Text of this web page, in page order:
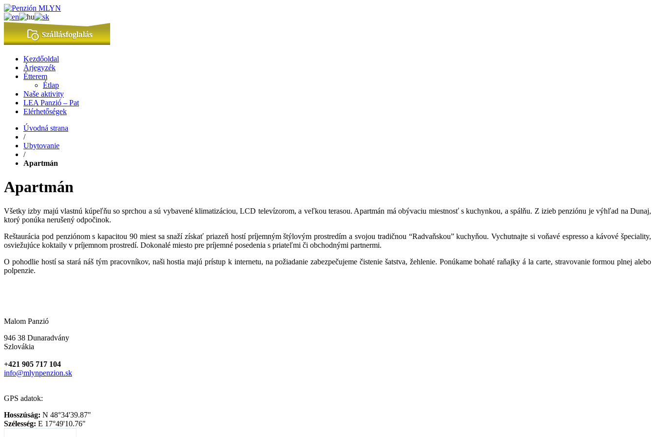
Kezdőoldal
Árjegyzék
Étterem
Étlap
Naše aktivity
LEA Panzió – Pat
Elérhetőségek
Úvodná strana
/
Ubytovanie
/
Apartmán
Apartmán
Všetky izby majú vlastnú kúpeľňu so sprchou a sú vybavené klimatizáciou, LCD televízorom, a veľkou terasou. Apartmán má obývaciu miestnosť s kuchynkou, a spálňu. Z izieb penziónu je výhľad na Dunaj,
ktorý ponúka nerušený odpočinok.
Reštaurácia pod penziónom s kapacitou 90 miest sa snaží získať priazeň hostí príjemným štýlovým prostredím a svojou tradičnou “Radvaňskou” kuchyňou. Vychutnajte si voňavé espresso a kávové špeciality,
osviežujúce koktaily v príjemnom prostredí. Dokonalé miesto pre príjemné posedenia s priateľmi či obchodnými partnermi.
O pohodlie hostí sa stará náš tým pracovníkov, naši hostia majú prístup k internetu, na požiadanie zabezpečujeme čistenie šatstva, žehlenie. Ponúkame bohaté raňajky á la carte, stravovanie formou plnej alebo
polpenzie.
Malom Panzió
946 38 Dunaradvány
Szlovákia
+421 905 717 104
info@mlynpenzion.sk
GPS adatok:
Hosszúság: N 48°34'39.87"
Szélesség: E 17°49'10.76"